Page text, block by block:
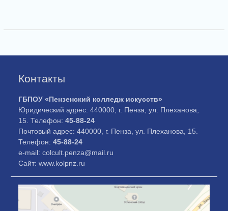
Контакты
ГБПОУ «Пензенский колледж искусств»
Юридический адрес: 440000, г. Пенза, ул. Плеханова,
15. Телефон:45-88-24
Почтовый адрес: 440000, г. Пенза, ул. Плеханова, 15.
Телефон:45-88-24
e-mail: colcult.penza@mail.ru
Сайт: www.kolpnz.ru